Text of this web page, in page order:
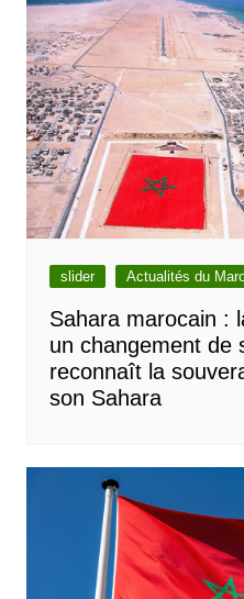
slider Actualités du
Sahara marocain :
un changement de
reconnaît la
son Sahara